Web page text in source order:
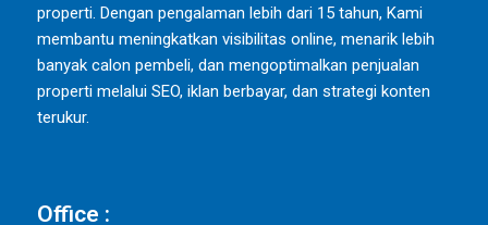
properti. Dengan pengalaman lebih dari 15 tahun, Kami
membantu meningkatkan visibilitas online, menarik lebih
banyak calon pembeli, dan mengoptimalkan penjualan
properti melalui SEO, iklan berbayar, dan strategi konten
terukur.
Office :